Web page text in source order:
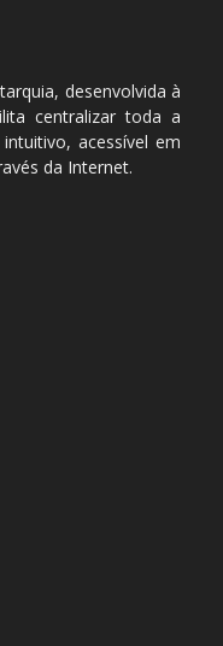
desenvolvida à
centralizar toda a
acessível em
da Internet.